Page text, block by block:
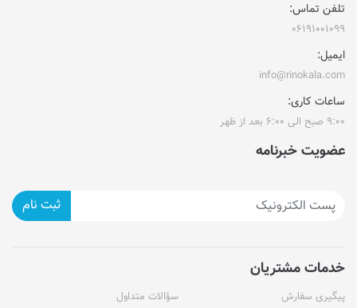
تلفن تماس:
۰۶۱۹۱۰۰۱۰۹۹
ایمیل:
info@rinokala.com
ساعات کاری:
۹:۰۰ صبح الی ۶:۰۰ بعد از ظهر
عضویت خبرنامه
ثبت نام
خدمات مشتریان
پیگیری سفارش سؤالات متداول